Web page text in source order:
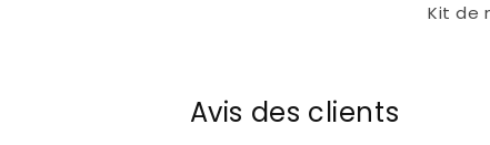
Kit de
Avis des clients